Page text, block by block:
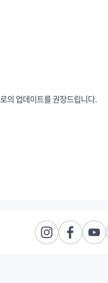
의 업데이트를 권장드립니다.